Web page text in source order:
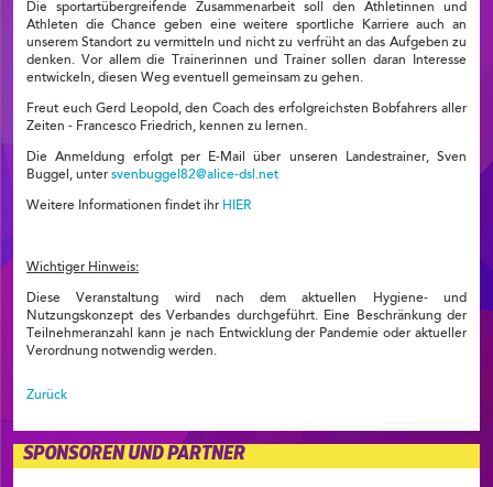
Die sportartübergreifende Zusammenarbeit soll den Athletinnen und
Athleten die Chance geben eine weitere sportliche Karriere auch an
unserem Standort zu vermitteln und nicht zu verfrüht an das Aufgeben zu
denken. Vor allem die Trainerinnen und Trainer sollen daran Interesse
entwickeln, diesen Weg eventuell gemeinsam zu gehen.
Freut euch Gerd Leopold, den Coach des erfolgreichsten Bobfahrers aller
Zeiten - Francesco Friedrich, kennen zu lernen.
Die Anmeldung erfolgt per E-Mail über unseren Landestrainer, Sven
Buggel, unter svenbuggel82@alice-dsl.net
Weitere Informationen findet ihr HIER
Wichtiger Hinweis:
Diese Veranstaltung wird nach dem aktuellen Hygiene- und
Nutzungskonzept des Verbandes durchgeführt. Eine Beschränkung der
Teilnehmeranzahl kann je nach Entwicklung der Pandemie oder aktueller
Verordnung notwendig werden.
Zurück
SPONSOREN UND PARTNER